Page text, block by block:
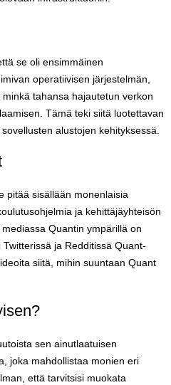
se oli ensimmäinen
operatiivisen järjestelmän,
tahansa hajautetun verkon
Tämä teki siitä luotettavan
alustojen kehityksessä.
pitää sisällään monenlaisia
ja kehittäjäyhteisön
Quantin ympärillä on
ja Redditissä Quant-
siitä, mihin suuntaan Quant
sen ainutlaatuisen
joka mahdollistaa monien eri
että tarvitsisi muokata